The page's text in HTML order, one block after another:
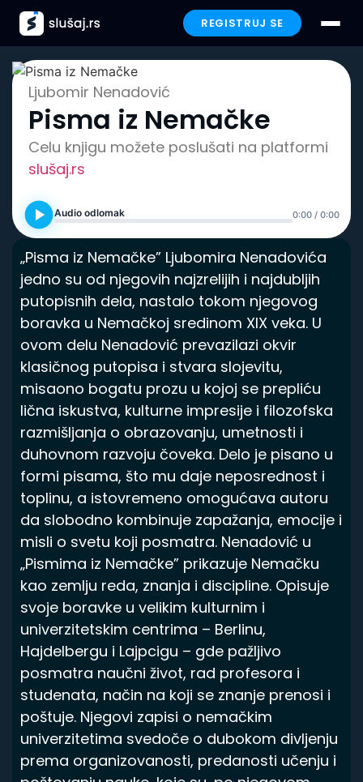
REGISTRUJ SE
Prijavi se
Paketi
Preporučeno
Funkcionalnosti
Poklon
FAQ
Spisak knjiga
Ljubomir Nenadović
Pisma iz Nemačke
Celu knjigu možete poslušati na platformi
slušaj.rs
Audio odlomak 0:00 / 0:00
„Pisma iz Nemačke” Ljubomira Nenadovića
jedno su od njegovih najzrelijih i najdubljih
putopisnih dela, nastalo tokom njegovog
boravka u Nemačkoj sredinom XIX veka. U
ovom delu Nenadović prevazilazi okvir
klasičnog putopisa i stvara slojevitu,
misaono bogatu prozu u kojoj se prepliću
lična iskustva, kulturne impresije i filozofska
razmišljanja o obrazovanju, umetnosti i
duhovnom razvoju čoveka. Delo je pisano u
formi pisama, što mu daje neposrednost i
toplinu, a istovremeno omogućava autoru
da slobodno kombinuje zapažanja, emocije i
misli o svetu koji posmatra. Nenadović u
„Pismima iz Nemačke” prikazuje Nemačku
kao zemlju reda, znanja i discipline. Opisuje
svoje boravke u velikim kulturnim i
univerzitetskim centrima – Berlinu,
Hajdelbergu i Lajpcigu – gde pažljivo
posmatra naučni život, rad profesora i
studenata, način na koji se znanje prenosi i
poštuje. Njegovi zapisi o nemačkim
univerzitetima svedoče o dubokom divljenju
prema organizovanosti, predanosti učenju i